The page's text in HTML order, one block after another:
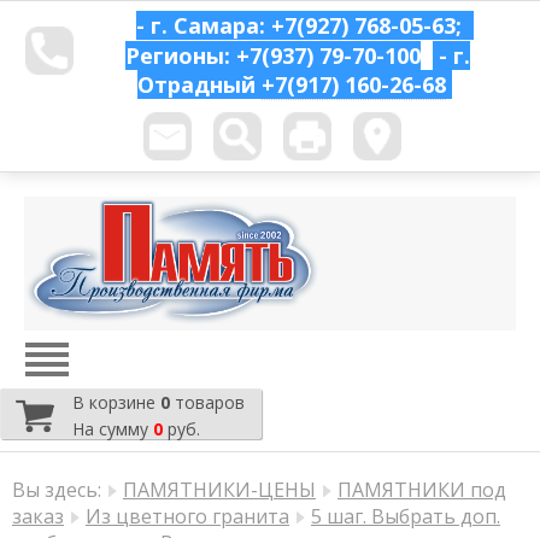
- г. Самара: +7(927) 768-05-63;
Регионы: +7(937) 79-70-100
- г.
Отрадный +7(917) 160-26-68
В корзине 0 товаров
На сумму 0 руб.
Вы здесь: ПАМЯТНИКИ-ЦЕНЫ
ПАМЯТНИКИ под
заказ
Из цветного гранита
5 шаг. Выбрать доп.